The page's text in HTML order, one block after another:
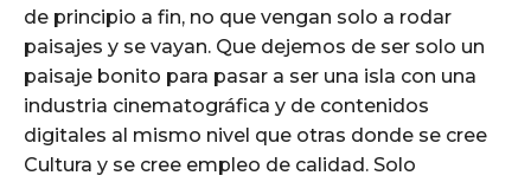
de principio a fin, no que vengan solo a rodar
paisajes y se vayan. Que dejemos de ser solo un
paisaje bonito para pasar a ser una isla con una
industria cinematográfica y de contenidos
digitales al mismo nivel que otras donde se cree
Cultura y se cree empleo de calidad. Solo